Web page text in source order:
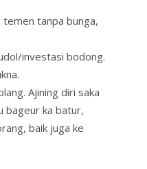
temen tanpa bunga,
investasi bodong.
.
. Ajining diri saka
bageur ka batur,
baik juga ke